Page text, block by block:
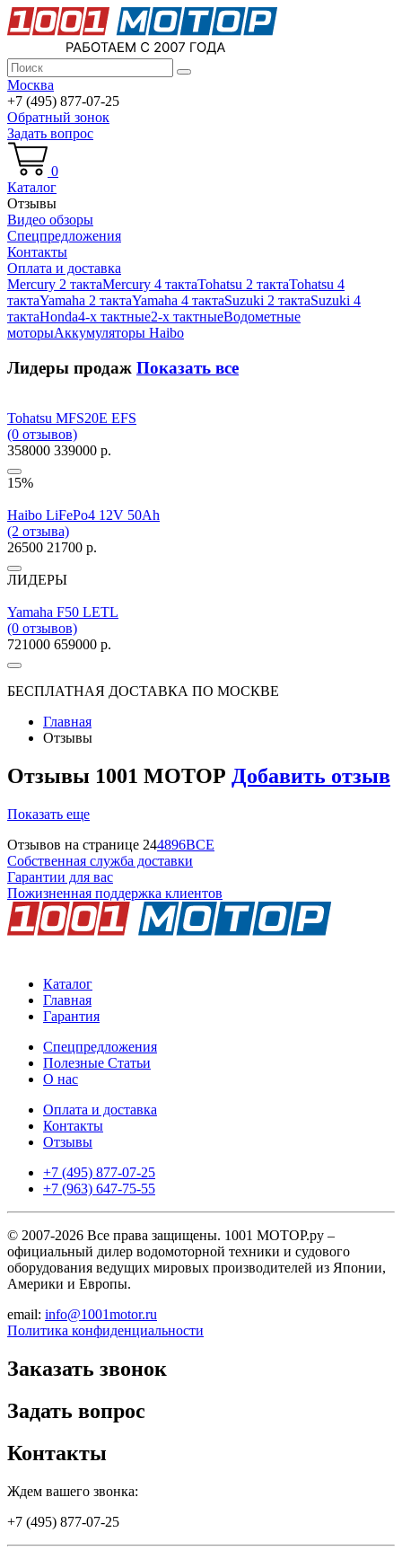
Москва
+7 (495) 877-07-25
Обратный зонок
Задать вопрос
0
Каталог
Отзывы
Видео обзоры
Спецпредложения
Контакты
Оплата и доставка
Mercury 2 тактаMercury 4 тактаTohatsu 2 тактаTohatsu 4
тактаYamaha 2 тактаYamaha 4 тактаSuzuki 2 тактаSuzuki 4
тактаHonda4-х тактные2-х тактныеВодометные
моторыАккумуляторы Haibo
Лидеры продаж Показать все
Tohatsu MFS20E EFS
(0 отзывов)
358000 339000 р.
15%
Haibo LiFePo4 12V 50Ah
(2 отзыва)
26500 21700 р.
ЛИДЕРЫ
Yamaha F50 LETL
(0 отзывов)
721000 659000 р.
БЕСПЛАТНАЯ ДОСТАВКА ПО МОСКВЕ
Главная
Отзывы
Отзывы 1001 МОТОР Добавить отзыв
Показать еще
Отзывов на странице 244896ВСЕ
Собственная служба доставки
Гарантии для вас
Пожизненная поддержка клиентов
Каталог
Главная
Гарантия
Спецпредложения
Полезные Статьи
О нас
Оплата и доставка
Контакты
Отзывы
+7 (495) 877-07-25
+7 (963) 647-75-55
© 2007-2026 Все права защищены. 1001 МОТОР.ру –
официальный дилер водомоторной техники и судового
оборудования ведущих мировых производителей из Японии,
Америки и Европы.
email: info@1001motor.ru
Политика конфиденциальности
Заказать звонок
Задать вопрос
Контакты
Ждем вашего звонка:
+7 (495) 877-07-25